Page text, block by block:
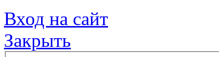
Вход на сайт
Закрыть